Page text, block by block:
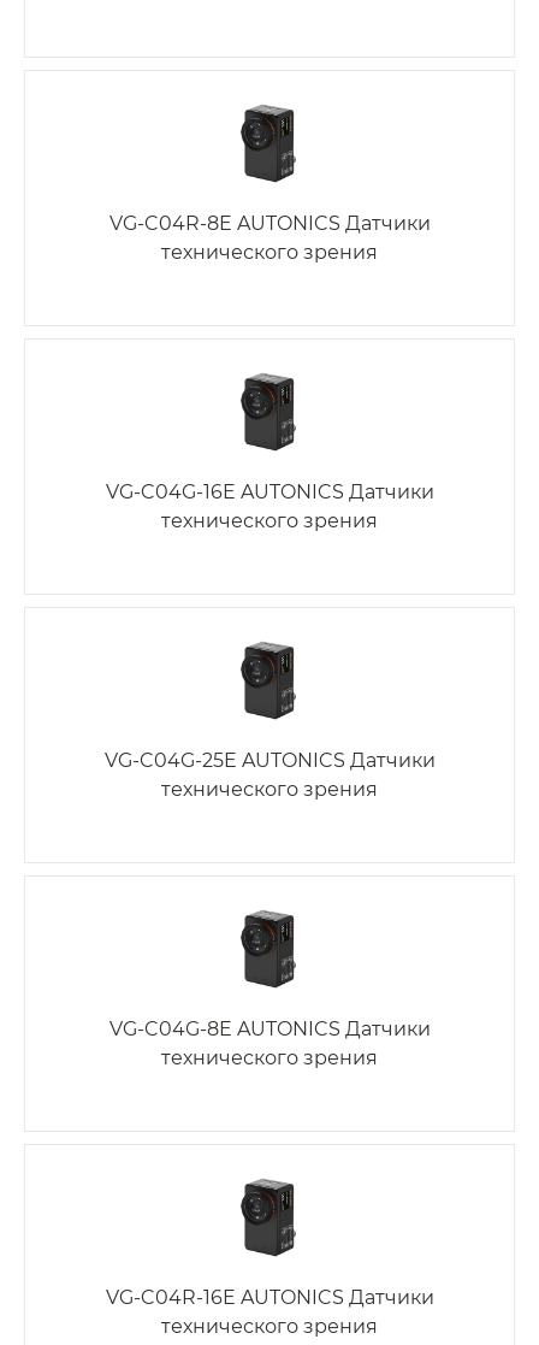
VG-C04R-8E AUTONICS Датчики
технического зрения
VG-C04G-16E AUTONICS Датчики
технического зрения
VG-C04G-25E AUTONICS Датчики
технического зрения
VG-C04G-8E AUTONICS Датчики
технического зрения
VG-C04R-16E AUTONICS Датчики
технического зрения